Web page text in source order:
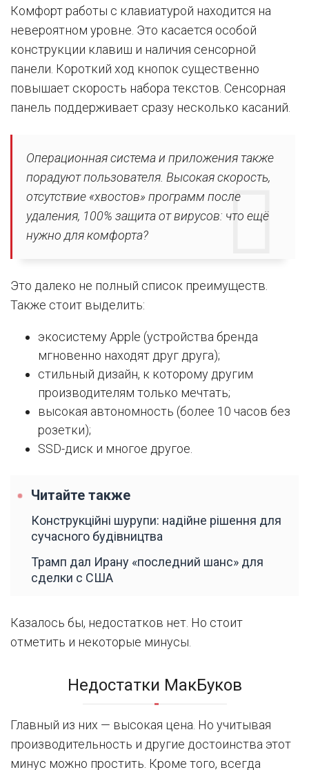
Комфорт работы с клавиатурой находится на
невероятном уровне. Это касается особой
конструкции клавиш и наличия сенсорной
панели. Короткий ход кнопок существенно
повышает скорость набора текстов. Сенсорная
панель поддерживает сразу несколько касаний.
Операционная система и приложения также
порадуют пользователя. Высокая скорость,
отсутствие «хвостов» программ после
удаления, 100% защита от вирусов: что ещё
нужно для комфорта?
Это далеко не полный список преимуществ.
Также стоит выделить:
экосистему Apple (устройства бренда
мгновенно находят друг друга);
стильный дизайн, к которому другим
производителям только мечтать;
высокая автономность (более 10 часов без
розетки);
SSD-диск и многое другое.
Читайте также
Конструкційні шурупи: надійне рішення для
сучасного будівництва
Трамп дал Ирану «последний шанс» для
сделки с США
Казалось бы, недостатков нет. Но стоит
отметить и некоторые минусы.
Недостатки МакБуков
Главный из них — высокая цена. Но учитывая
производительность и другие достоинства этот
минус можно простить. Кроме того, всегда